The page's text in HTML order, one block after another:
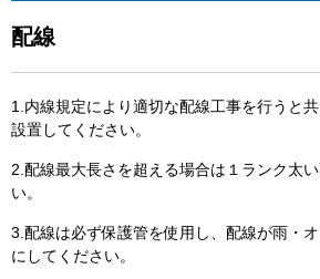
配線
1.内線規定により適切な配線工事を行うと
設置してください。
2.配線最大長さを超える場合は１ランク太
い。
3.配線は必ず保護管を使用し、配線が雨・
にしてください。